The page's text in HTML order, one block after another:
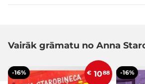
Vairāk grāmatu no Anna
-16% € 1088 -16%